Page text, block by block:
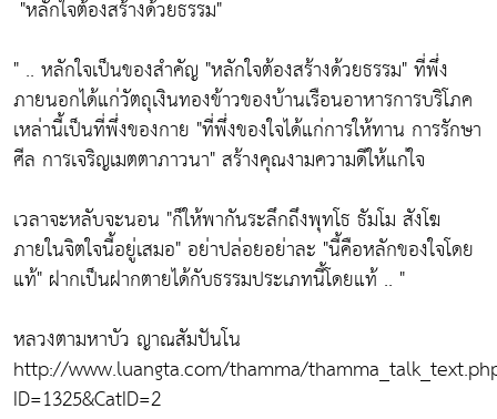
"หลักใจต้องสร้างด้วยธรรม"
" .. หลักใจเป็นของสำคัญ "หลักใจต้องสร้างด้วยธรรม"ที่พึ่ง
ภายนอกได้แก่วัตถุเงินทองข้าวของบ้านเรือนอาหารการบริโภค
เหล่านี้เป็นที่พึ่งของกาย "ที่พึ่งของใจได้แก่การให้ทาน การรักษา
ศีล การเจริญเมตตาภาวนา"สร้างคุณงามความดีให้แก่ใจ
เวลาจะหลับจะนอน "ก็ให้พากันระลึกถึงพุทโธ ธัมโม สังโฆ
ภายในจิตใจนี้อยู่เสมอ"อย่าปล่อยอย่าละ "นี้คือหลักของใจโดย
แท้" ฝากเป็นฝากตายได้กับธรรมประเภทนี้โดยแท้ .. "
หลวงตามหาบัว ญาณสัมปันโน
http://www.luangta.com/thamma/
ID=1325&CatID=2